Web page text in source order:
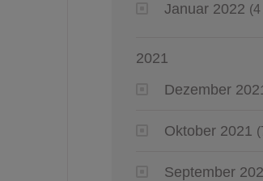
Januar 2022
2021
Dezember
Oktober 2021
September